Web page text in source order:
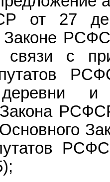
от 27
Законе
связи с
и